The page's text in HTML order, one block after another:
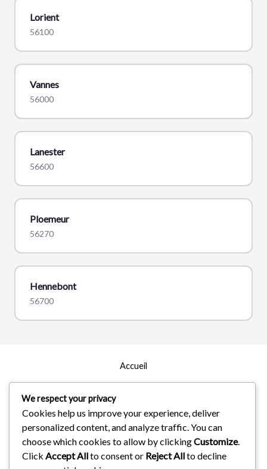
Lorient
56100
Vannes
56000
Lanester
56600
Ploemeur
56270
Hennebont
56700
Accueil
À Propos
Services
We respect your privacy
Cookies help us improve your experience, deliver
personalized content, and analyze traffic. You can
choose which cookies to allow by clickingCustomize.
Click Accept Allto consent or Reject Allto decline